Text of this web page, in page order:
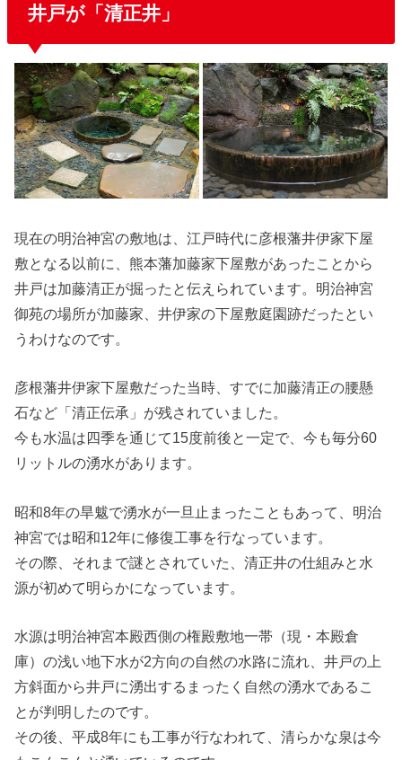
井戸が「清正井」
現在の明治神宮の敷地は、江戸時代に彦根藩井伊家下屋
敷となる以前に、熊本藩加藤家下屋敷があったことから
井戸は加藤清正が掘ったと伝えられています。明治神宮
御苑の場所が加藤家、井伊家の下屋敷庭園跡だったとい
うわけなのです。
彦根藩井伊家下屋敷だった当時、すでに加藤清正の腰懸
石など「清正伝承」が残されていました。
今も水温は四季を通じて15度前後と一定で、今も毎分60
リットルの湧水があります。
昭和8年の旱魃で湧水が一旦止まったこともあって、明治
神宮では昭和12年に修復工事を行なっています。
その際、それまで謎とされていた、清正井の仕組みと水
源が初めて明らかになっています。
水源は明治神宮本殿西側の権殿敷地一帯（現・本殿倉
庫）の浅い地下水が2方向の自然の水路に流れ、井戸の上
方斜面から井戸に湧出するまったく自然の湧水であるこ
とが判明したのです。
その後、平成8年にも工事が行なわれて、清らかな泉は今